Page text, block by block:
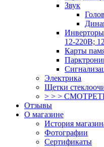
Звук
Инверторы
12-220В;
Карты
Электрика
Щетки
> > >
Отзывы
О магазине
История
Фотографии
Сертификаты